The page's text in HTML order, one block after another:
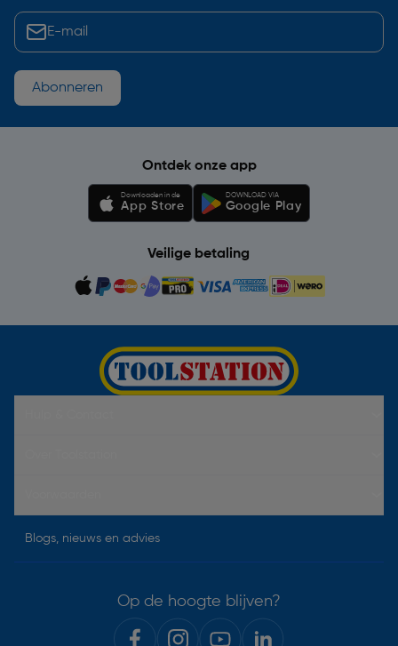
Abonneren
Ontdek onze app
Downloaden in de
App Store
DOWNLOAD VIA
Google Play
Veilige betaling
Blogs, nieuws en advies
Op de hoogte blijven?